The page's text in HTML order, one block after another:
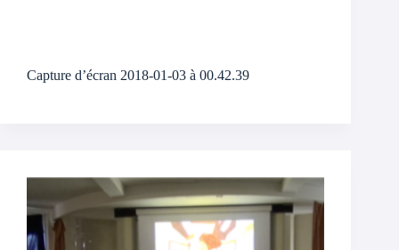
Capture d’écran 2018-01-03 à 00.42.39